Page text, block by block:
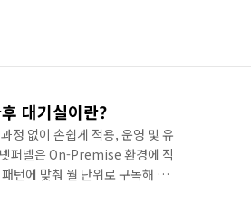
수 있는" 경험을 제공하려면 무
을 받아들이도록 돕는 트래픽
대기실이란?
정 없이 손쉽게 적용, 운영 및 유
퍼넬은 On-Premise 환경에 직
턴에 맞춰 월 단위로 구독해 주기